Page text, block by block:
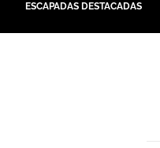
ESCAPADAS DESTACADAS